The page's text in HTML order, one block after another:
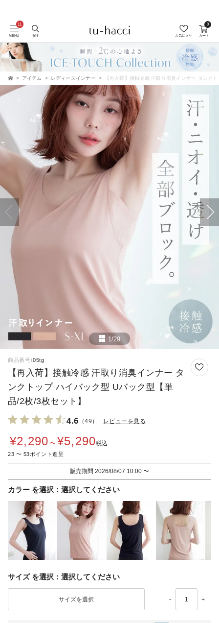
MENU 探す お気に入り カート
0
アイテム レディースインナー 【再入荷】接触冷感 汗取り消臭インナー タンク
1/29
商品番号 i05tg
【再入荷】接触冷感 汗取り消臭インナー タ
ンクトップ ハイバック型 Uバック型【単
品/2枚/3枚セット】
4.6 （49） レビューを見る
¥2,290 〜 ¥5,290税込
23 〜 53
販売期間 2026/08/07 10:00 〜
カラー 選択してください
サイズ 選択してください
- +